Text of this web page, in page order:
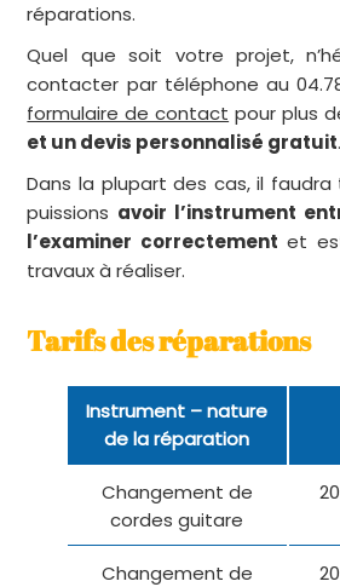
réparations.
Quel que soit votre projet,
contacter par téléphone au
formulaire de contact pour plus
et un devis personnalisé gratuit.
Dans la plupart des cas, il
puissions avoir l’instrument
l’examiner correctement et
travaux à réaliser.
Tarifs des réparations
Instrument – nature
de la réparation
Changement de
cordes guitare
Changement de